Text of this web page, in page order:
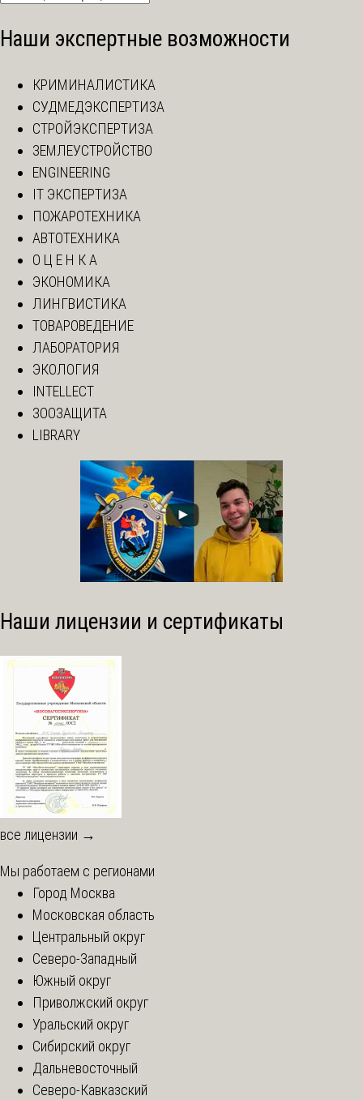
Наши экспертные возможности
КРИМИНАЛИСТИКА
СУДМЕДЭКСПЕРТИЗА
СТРОЙЭКСПЕРТИЗА
ЗЕМЛЕУСТРОЙСТВО
ENGINEERING
IT ЭКСПЕРТИЗА
ПОЖАРОТЕХНИКА
АВТОТЕХНИКА
О Ц Е Н К А
ЭКОНОМИКА
ЛИНГВИСТИКА
ТОВАРОВЕДЕНИЕ
ЛАБОРАТОРИЯ
ЭКОЛОГИЯ
INTELLECT
ЗООЗАЩИТА
LIBRARY
Наши лицензии и сертификаты
все лицензии →
Мы работаем с регионами
Город Москва
Московская область
Центральный округ
Северо-Западный
Южный округ
Приволжский округ
Уральский округ
Сибирский округ
Дальневосточный
Северо-Кавказский